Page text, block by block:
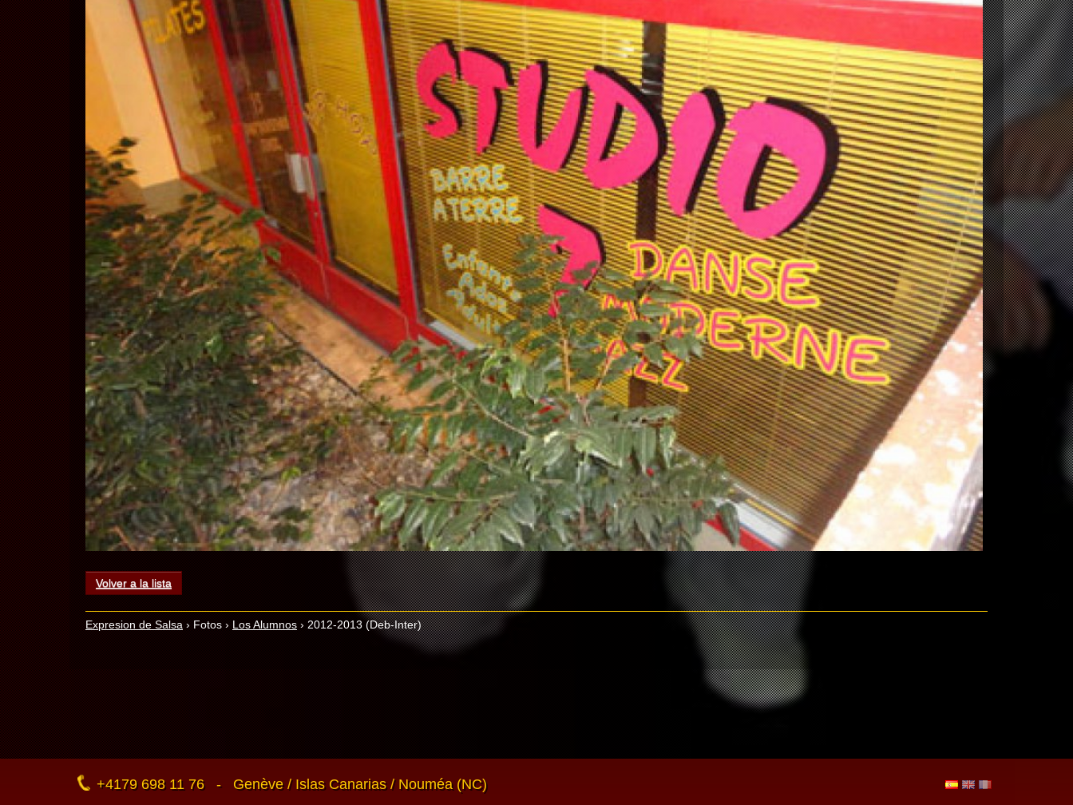
Volver a la lista
Expresion de Salsa › Fotos › Los Alumnos › 2012-2013 (Deb-Inter)
+4179 698 11 76 - Genève / Islas Canarias / Nouméa (NC)